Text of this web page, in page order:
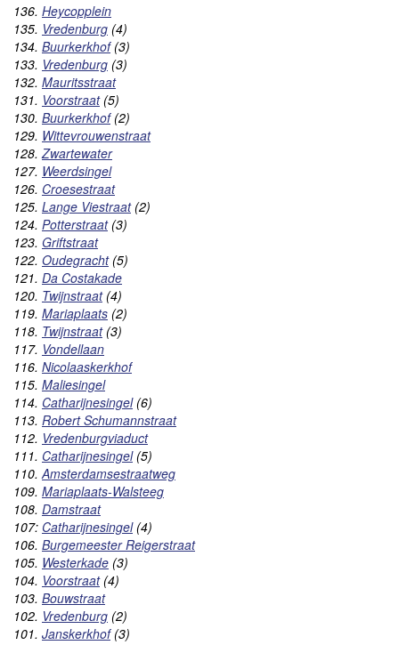
136. Heycopplein
135. Vredenburg (4)
134. Buurkerkhof(3)
133. Vredenburg (3)
132. Mauritsstraat
131. Voorstraat(5)
130. Buurkerkhof(2)
129. Wittevrouwenstraat
128. Zwartewater
127. Weerdsingel
126. Croesestraat
125. Lange Viestraat(2)
124. Potterstraat(3)
123. Griftstraat
122. Oudegracht(5)
121. Da Costakade
120. Twijnstraat(4)
119. Mariaplaats (2)
118. Twijnstraat(3)
117. Vondellaan
116. Nicolaaskerkhof
115. Maliesingel
114. Catharijnesingel(6)
113. Robert Schumannstraat
112. Vredenburgviaduct
111. Catharijnesingel(5)
110. Amsterdamsestraatweg
109. Mariaplaats-Walsteeg
108. Damstraat
107: Catharijnesingel(4)
106. Burgemeester Reigerstraat
105. Westerkade (3)
104. Voorstraat(4)
103. Bouwstraat
102. Vredenburg (2)
101. Janskerkhof(3)